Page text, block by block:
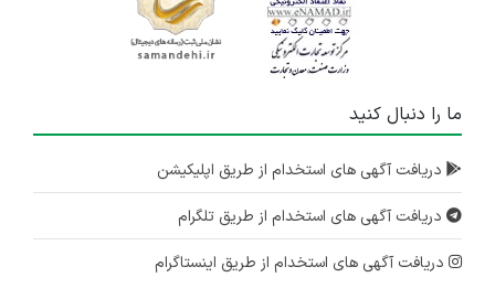
ما را دنبال کنید
دریافت آگهی های استخدام از طریق اپلیکیشن
دریافت آگهی های استخدام از طریق تلگرام
دریافت آگهی های استخدام از طریق اینستاگرام